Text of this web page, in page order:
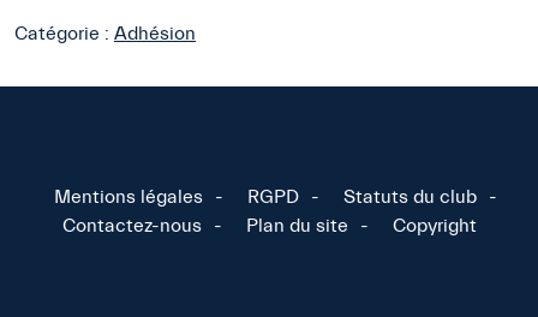
Catégorie : Adhésion
Mentions légales RGPD
Statuts du club
Contactez-nous
Plan du site Copyright